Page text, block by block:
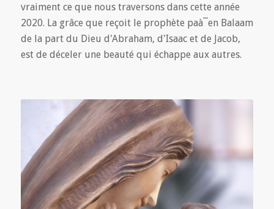
vraiment ce que nous traversons dans cette année
2020. La grâce que reçoit le prophète paà¯en Balaam
de la part du Dieu d'Abraham, d'Isaac et de Jacob,
est de déceler une beauté qui échappe aux autres.